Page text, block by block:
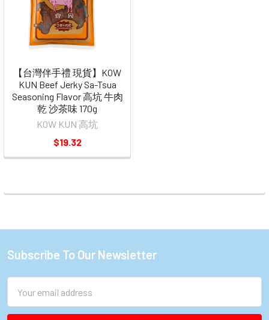
【台灣伴手禮 現貨】KOW
KUN Beef Jerky Sa-Tsua
Seasoning Flavor 高坑 牛肉
乾 沙茶味 170g
KOW KUN 高坑
$19.32
Footer
Subscribe To Our Newsletter
Address